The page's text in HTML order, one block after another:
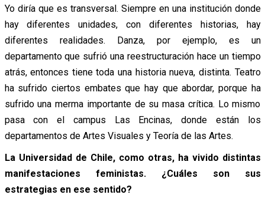
Yo diría que es transversal. Siempre en una institución donde
hay diferentes unidades, con diferentes historias, hay
diferentes realidades. Danza, por ejemplo, es un
departamento que sufrió una reestructuración hace un tiempo
atrás, entonces tiene toda una historia nueva, distinta. Teatro
ha sufrido ciertos embates que hay que abordar, porque ha
sufrido una merma importante de su masa crítica. Lo mismo
pasa con el campus Las Encinas, donde están los
departamentos de Artes Visuales y Teoría de las Artes.
La Universidad de Chile, como otras, ha vivido distintas
manifestaciones feministas. ¿Cuáles son sus
estrategias en ese sentido?